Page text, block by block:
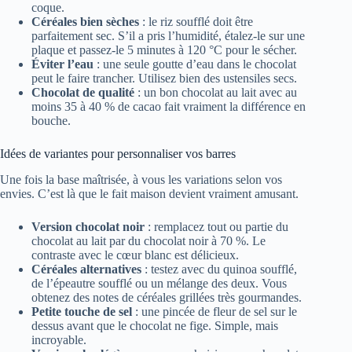
coque.
Céréales bien sèches : le riz soufflé doit être
parfaitement sec. S’il a pris l’humidité, étalez-le sur une
plaque et passez-le 5 minutes à 120 °C pour le sécher.
Éviter l’eau : une seule goutte d’eau dans le chocolat
peut le faire trancher. Utilisez bien des ustensiles secs.
Chocolat de qualité : un bon chocolat au lait avec au
moins 35 à 40 % de cacao fait vraiment la différence en
bouche.
Idées de variantes pour personnaliser vos barres
Une fois la base maîtrisée, à vous les variations selon vos
envies. C’est là que le fait maison devient vraiment amusant.
Version chocolat noir : remplacez tout ou partie du
chocolat au lait par du chocolat noir à 70 %. Le
contraste avec le cœur blanc est délicieux.
Céréales alternatives : testez avec du quinoa soufflé,
de l’épeautre soufflé ou un mélange des deux. Vous
obtenez des notes de céréales grillées très gourmandes.
Petite touche de sel : une pincée de fleur de sel sur le
dessus avant que le chocolat ne fige. Simple, mais
incroyable.